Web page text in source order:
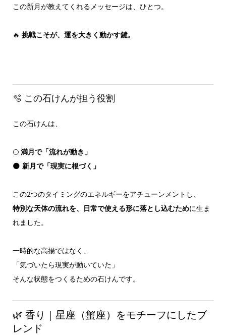
この新月が教えてくれるメッセージは、ひとつ。
🔥 挑戦こそが、運を大きく動かす鍵。
🫧 この石けんが担う役割
この石けんは、
🌕 満月で「流れが動き」
🌑 新月で「現実に根づく」
この2つのタイミングのエネルギーをアチューンメントし、
特別な天体の流れを、日常で使える形に落とし込むために生ま
れました。
一時的な高揚ではなく、
「気づいたら現実が動いていた」
そんな状態をつくるための石けんです。
🌿 香り｜星座（蟹座）をモチーフにしたブ
レンド